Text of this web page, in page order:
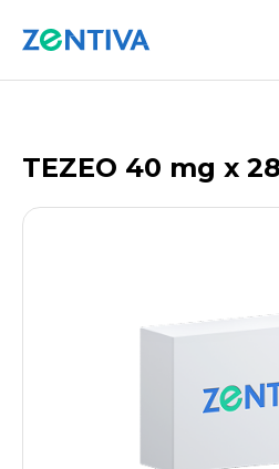
TEZEO 40 mg x